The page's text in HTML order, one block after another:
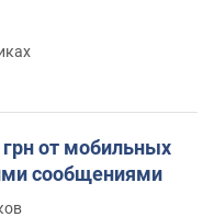
от мобильных
сообщениями